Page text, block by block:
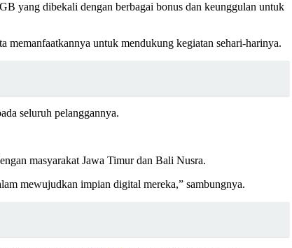
yang dibekali dengan berbagai bonus dan keunggulan untuk
memanfaatkannya untuk mendukung kegiatan sehari-harinya.
seluruh pelanggannya.
masyarakat Jawa Timur dan Bali Nusra.
mewujudkan impian digital mereka,” sambungnya.